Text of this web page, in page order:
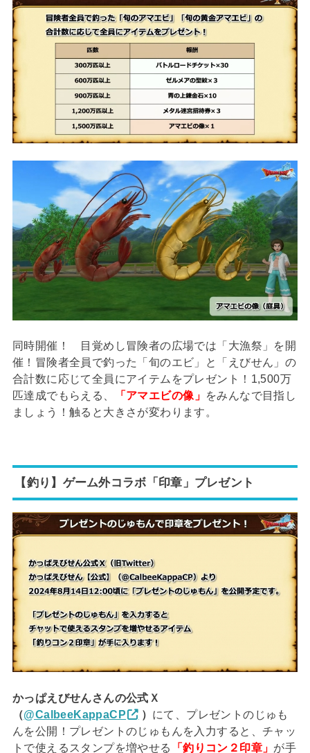
同時開催！ 目覚めし冒険者の広場では「大漁祭」を開
催！冒険者全員で釣った「旬のエビ」と「えびせん」の
合計数に応じて全員にアイテムをプレゼント！1,500万
匹達成でもらえる、
「アマエビの像」 をみんなで目指し
ましょう！触ると大きさが変わります。
【釣り】ゲーム外コラボ「印章」プレゼント
かっぱえびせんさんの公式Ｘ
（@CalbeeKappaCP ） にて、プレゼントのじゅも
んを公開！プレゼントのじゅもんを入力すると、チャッ
トで使えるスタンプを増やせる
「釣りコン２印章」 が手